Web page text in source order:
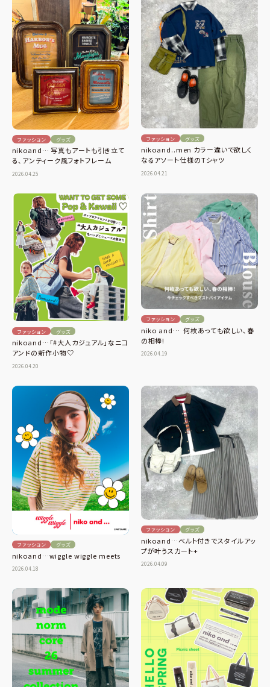
ファッション グッズ
nikoand… 写真もアートも引き立て
る、アンティーク風フォトフレーム
2026.04.25
ファッション グッズ
nikoand..men カラー違いで欲しく
なるアソート仕様のTシャツ
2026.04.21
ファッション グッズ
nikoand…「#大人カジュアル」なニコ
アンドの新作小物♡
2026.04.20
ファッション グッズ
niko and… 何枚あっても欲しい、春
の相棒!
2026.04.19
ファッション グッズ
nikoand…wiggle wiggle meets
2026.04.18
ファッション グッズ
nikoand…ベルト付きでスタイルアッ
プが叶うスカート+
2026.04.09